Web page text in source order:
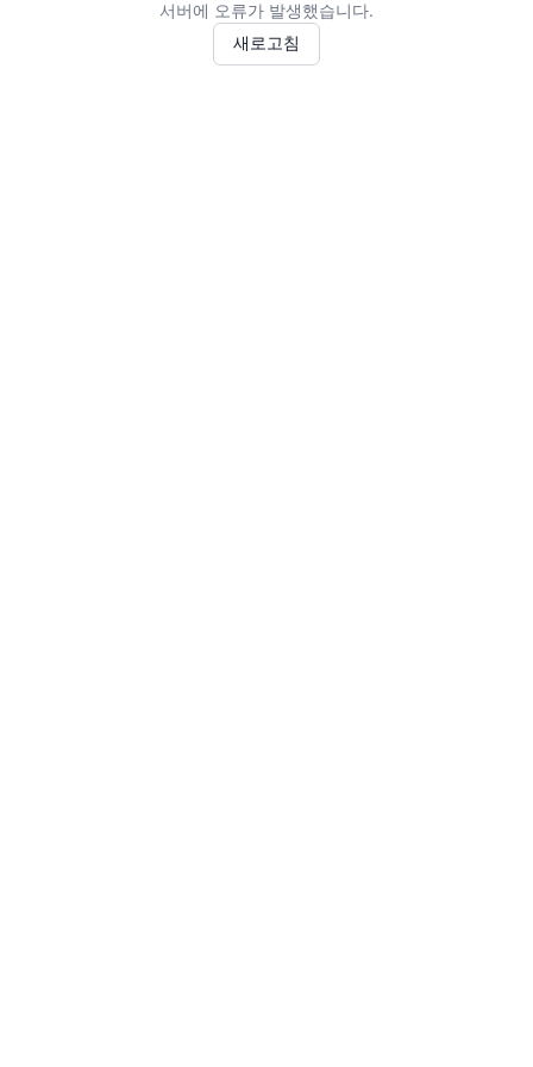
서버에 오류가 발생했습니다.
새로고침